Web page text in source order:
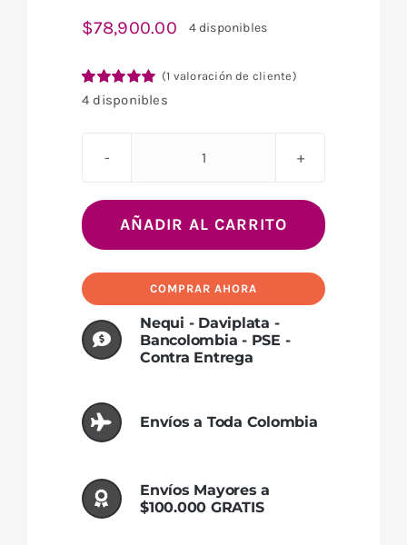
$78,900.00 4 disponibles
Valorado
5.00
1
de un cliente
(1 valoración de cliente)
4 disponibles
Ejercicio
Hámster
-
Cobayas
Metálica.
30
CM
AÑADIR AL CARRITO
COMPRAR AHORA
Nequi - Daviplata -
Bancolombia - PSE -
Contra Entrega
Envíos a Toda Colombia
Envíos Mayores a
$100.000 GRATIS